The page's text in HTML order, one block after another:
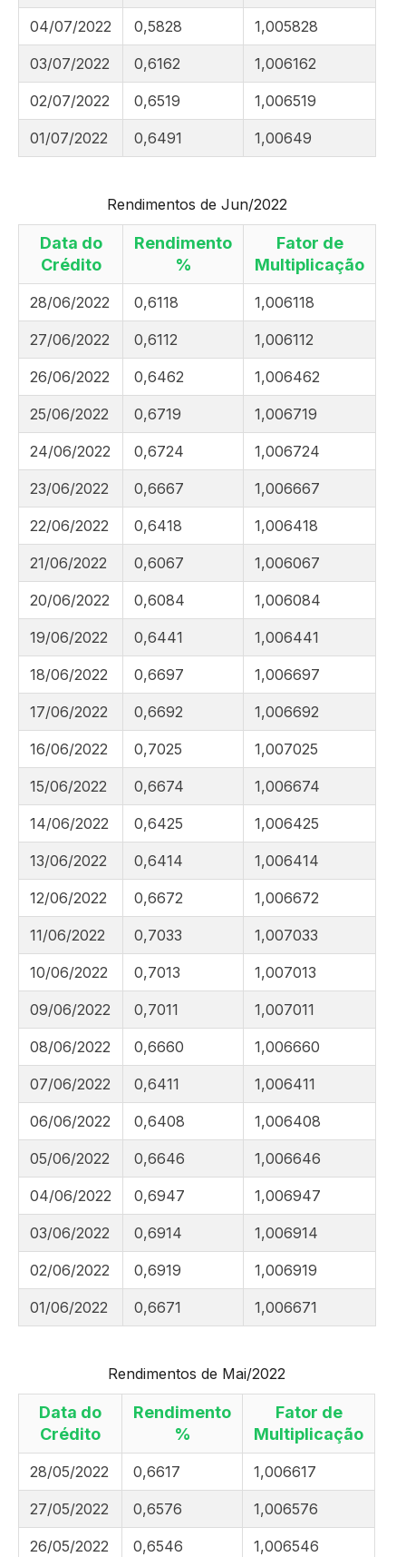
04/07/2022 0,5828 1,005828
03/07/2022 0,6162 1,006162
02/07/2022 0,6519 1,006519
01/07/2022 0,6491 1,00649
Rendimentos de Jun/2022
Data do
Crédito
Rendimento
%
Fator de
Multiplicação
28/06/2022 0,6118 1,006118
27/06/2022 0,6112 1,006112
26/06/2022 0,6462 1,006462
25/06/2022 0,6719 1,006719
24/06/2022 0,6724 1,006724
23/06/2022 0,6667 1,006667
22/06/2022 0,6418 1,006418
21/06/2022 0,6067 1,006067
20/06/2022 0,6084 1,006084
19/06/2022 0,6441 1,006441
18/06/2022 0,6697 1,006697
17/06/2022 0,6692 1,006692
16/06/2022 0,7025 1,007025
15/06/2022 0,6674 1,006674
14/06/2022 0,6425 1,006425
13/06/2022 0,6414 1,006414
12/06/2022 0,6672 1,006672
11/06/2022 0,7033 1,007033
10/06/2022 0,7013 1,007013
09/06/2022 0,7011 1,007011
08/06/2022 0,6660 1,006660
07/06/2022 0,6411 1,006411
06/06/2022 0,6408 1,006408
05/06/2022 0,6646 1,006646
04/06/2022 0,6947 1,006947
03/06/2022 0,6914 1,006914
02/06/2022 0,6919 1,006919
01/06/2022 0,6671 1,006671
Rendimentos de Mai/2022
Data do
Crédito
Rendimento
%
Fator de
Multiplicação
28/05/2022 0,6617 1,006617
27/05/2022 0,6576 1,006576
26/05/2022 0,6546 1,006546